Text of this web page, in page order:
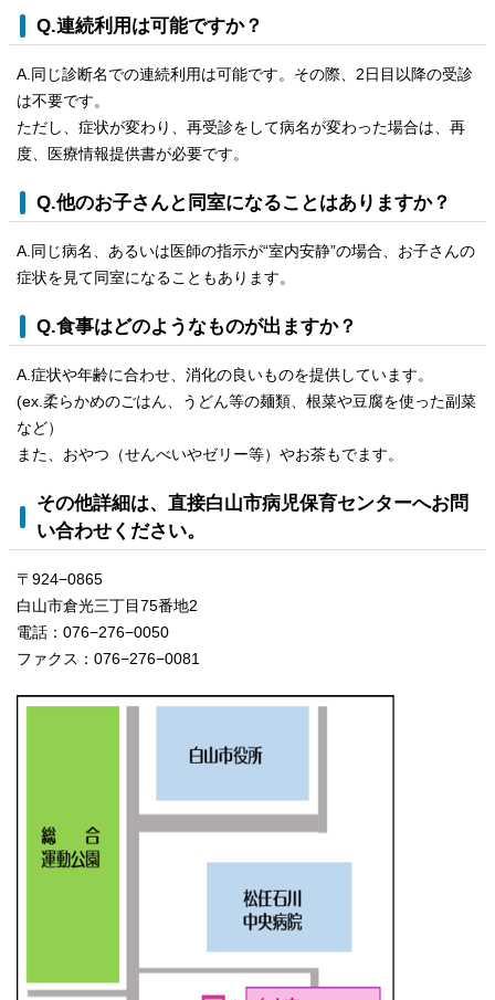
Q.連続利用は可能ですか？
A.同じ診断名での連続利用は可能です。その際、2日目以降の受診
は不要です。
ただし、症状が変わり、再受診をして病名が変わった場合は、再
度、医療情報提供書が必要です。
Q.他のお子さんと同室になることはありますか？
A.同じ病名、あるいは医師の指示が“室内安静”の場合、お子さんの
症状を見て同室になることもあります。
Q.食事はどのようなものが出ますか？
A.症状や年齢に合わせ、消化の良いものを提供しています。
(ex.柔らかめのごはん、うどん等の麺類、根菜や豆腐を使った副菜
など）
また、おやつ（せんべいやゼリー等）やお茶もでます。
その他詳細は、直接白山市病児保育センターへお問
い合わせください。
〒924−0865
白山市倉光三丁目75番地2
電話：076−276−0050
ファクス：076−276−0081